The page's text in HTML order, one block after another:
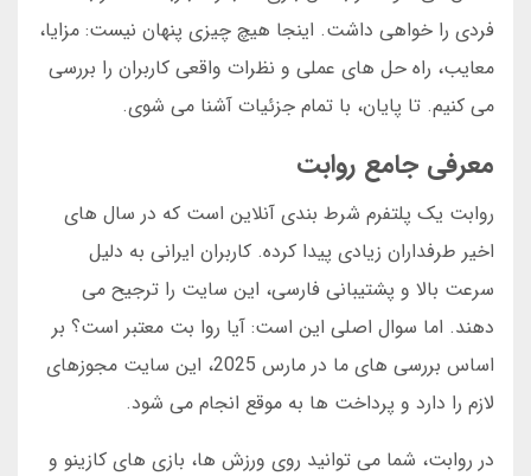
فردی را خواهی داشت. اینجا هیچ چیزی پنهان نیست: مزایا،
معایب، راه حل های عملی و نظرات واقعی کاربران را بررسی
می کنیم. تا پایان، با تمام جزئیات آشنا می شوی.
معرفی جامع روابت
روابت یک پلتفرم شرط بندی آنلاین است که در سال های
اخیر طرفداران زیادی پیدا کرده. کاربران ایرانی به دلیل
سرعت بالا و پشتیبانی فارسی، این سایت را ترجیح می
دهند. اما سوال اصلی این است: آیا روا بت معتبر است؟ بر
اساس بررسی های ما در مارس 2025، این سایت مجوزهای
لازم را دارد و پرداخت ها به موقع انجام می شود.
در روابت، شما می توانید روی ورزش ها، بازی های کازینو و